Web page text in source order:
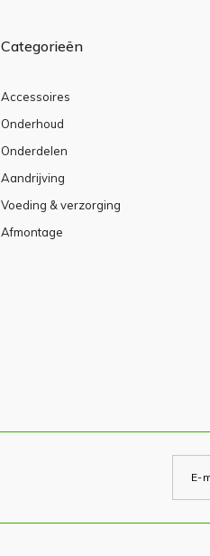
Categorieën
Accessoires
Onderhoud
Onderdelen
Aandrijving
Voeding & verzorging
Afmontage